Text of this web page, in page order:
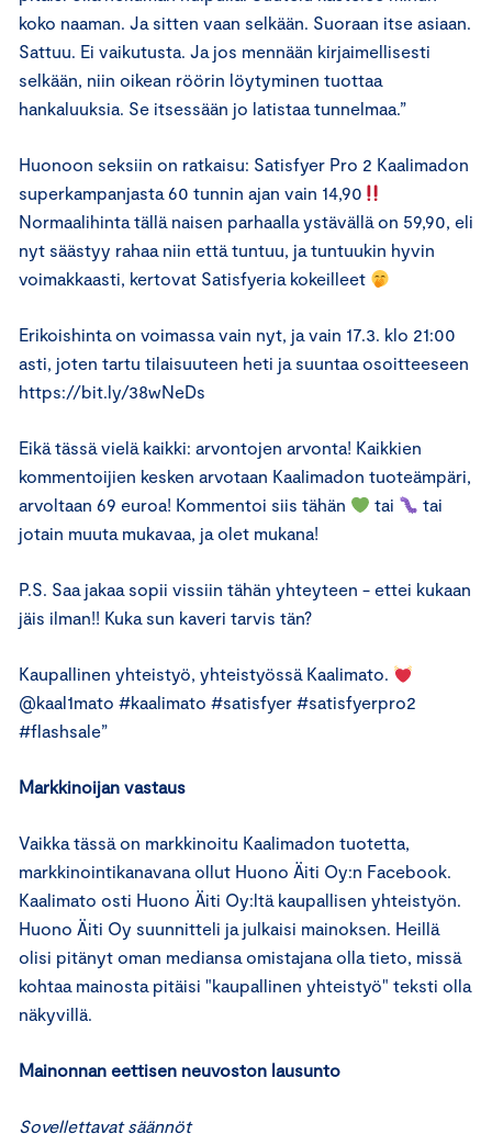
koko naaman. Ja sitten vaan selkään. Suoraan itse asiaan.
Sattuu. Ei vaikutusta. Ja jos mennään kirjaimellisesti
selkään, niin oikean röörin löytyminen tuottaa
hankaluuksia. Se itsessään jo latistaa tunnelmaa.”
Huonoon seksiin on ratkaisu: Satisfyer Pro 2 Kaalimadon
superkampanjasta 60 tunnin ajan vain 14,90
Normaalihinta tällä naisen parhaalla ystävällä on 59,90, eli
nyt säästyy rahaa niin että tuntuu, ja tuntuukin hyvin
voimakkaasti, kertovat Satisfyeria kokeilleet
Erikoishinta on voimassa vain nyt, ja vain 17.3. klo 21:00
asti, joten tartu tilaisuuteen heti ja suuntaa osoitteeseen
https://bit.ly/38wNeDs
Eikä tässä vielä kaikki: arvontojen arvonta! Kaikkien
kommentoijien kesken arvotaan Kaalimadon tuoteämpäri,
arvoltaan 69 euroa! Kommentoi siis tähän
tai
tai
jotain muuta mukavaa, ja olet mukana!
P.S. Saa jakaa sopii vissiin tähän yhteyteen - ettei kukaan
jäis ilman!! Kuka sun kaveri tarvis tän?
Kaupallinen yhteistyö, yhteistyössä Kaalimato.
@kaal1mato #kaalimato #satisfyer #satisfyerpro2
#flashsale”
Markkinoijan vastaus
Vaikka tässä on markkinoitu Kaalimadon tuotetta,
markkinointikanavana ollut Huono Äiti Oy:n Facebook.
Kaalimato osti Huono Äiti Oy:ltä kaupallisen yhteistyön.
Huono Äiti Oy suunnitteli ja julkaisi mainoksen. Heillä
olisi pitänyt oman mediansa omistajana olla tieto, missä
kohtaa mainosta pitäisi "kaupallinen yhteistyö" teksti olla
näkyvillä.
Mainonnan eettisen neuvoston lausunto
Sovellettavat säännöt